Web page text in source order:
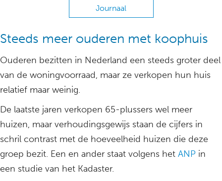
Journaal
Steeds meer ouderen met koophuis
Ouderen bezitten in Nederland een steeds groter deel
van de woningvoorraad, maar ze verkopen hun huis
relatief maar weinig.
De laatste jaren verkopen 65-plussers wel meer
huizen, maar verhoudingsgewijs staan de cijfers in
schril contrast met de hoeveelheid huizen die deze
groep bezit. Een en ander staat volgens het ANP in
een studie van het Kadaster.